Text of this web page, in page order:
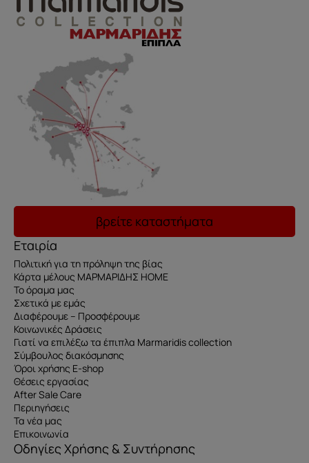
βρείτε καταστήματα
Εταιρία
Πολιτική για τη πρόληψη της βίας
Κάρτα μέλους ΜΑΡΜΑΡΙΔΗΣ HOME
Το όραμα μας
Σχετικά με εμάς
Διαφέρουμε – Προσφέρουμε
Κοινωνικές Δράσεις
Γιατί να επιλέξω τα έπιπλα Marmaridis collection
Σύμβουλος διακόσμησης
Όροι χρήσης E-shop
Θέσεις εργασίας
After Sale Care
Περιηγήσεις
Τα νέα μας
Επικοινωνία
Οδηγίες Χρήσης & Συντήρησης